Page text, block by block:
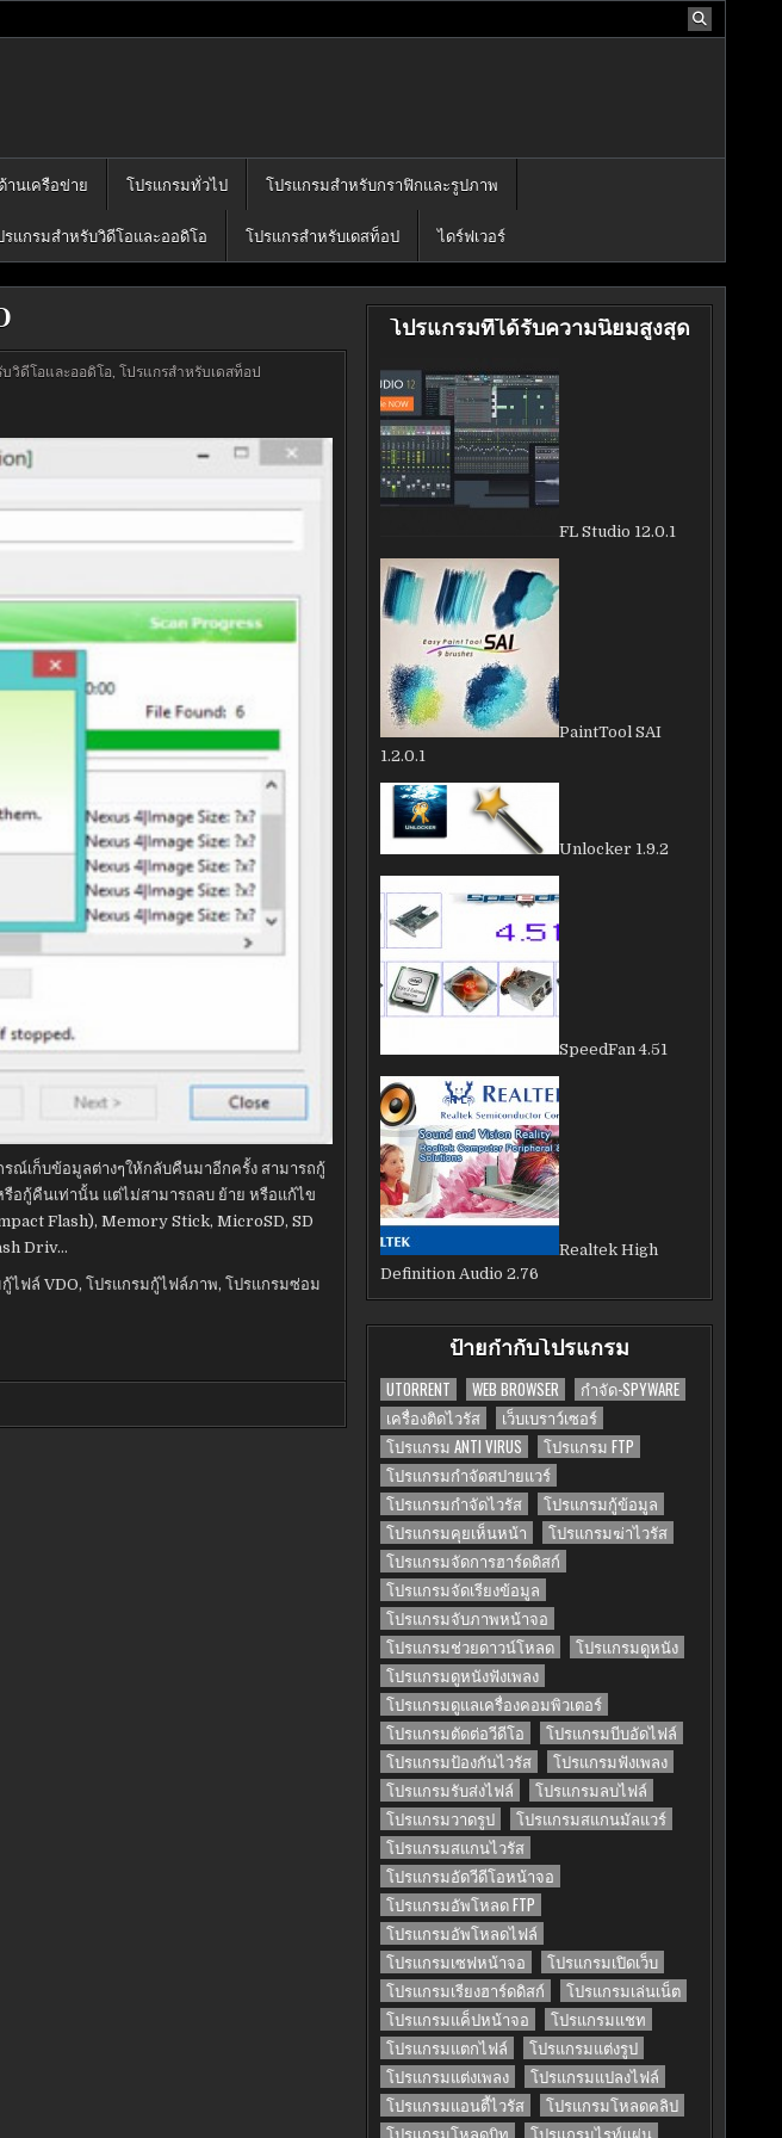
านเครือข่าย โปรแกรมทั่วไป โปรแกรมสำหรับกราฟิกและรูปภาพ
รแกรมสำหรับวิดีโอและออดิโอ โปรแกรสำหรับเดสท็อป ไดร์ฟเวอร์
วิดีโอและออดิโอ โปรแกรสำหรับเดสท็อป
ณ์เก็บข้อมูลต่างๆให้กลับคืนมาอีกครั้ง สามารถกู้
อกู้คืนเท่านั้น แต่ไม่สามารถลบ ย้าย หรือแก้ไข
Flash), Memory Stick, MicroSD, SD
Driv…
ไฟล์ VDO, โปรแกรมกู้ไฟล์ภาพ, โปรแกรมซ่อม
โปรแกรมที่ได้รับความนิยมสูงสุด
FL Studio 12.0.1
PaintTool SAI
1.2.0.1
Unlocker 1.9.2
SpeedFan 4.51
Realtek High
Definition Audio 2.76
ป้ายกำกับโปรแกรม
UTORRENT WEB BROWSER
กำจัด-SPYWARE
เครื่องติดไวรัส
เว็บเบราว์เซอร์
โปรแกรม ANTI VIRUS
โปรแกรม FTP
โปรแกรมกำจัดสปายแวร์
โปรแกรมกำจัดไวรัส
โปรแกรมกู้ข้อมูล
โปรแกรมคุยเห็นหน้า
โปรแกรมฆ่าไวรัส
โปรแกรมจัดการฮาร์ดดิสก์
โปรแกรมจัดเรียงข้อมูล
โปรแกรมจับภาพหน้าจอ
โปรแกรมช่วยดาวน์โหลด
โปรแกรมดูหนัง
โปรแกรมดูหนังฟังเพลง
โปรแกรมดูแลเครื่องคอมพิวเตอร์
โปรแกรมตัดต่อวีดีโอ
โปรแกรมบีบอัดไฟล์
โปรแกรมป้องกันไวรัส
โปรแกรมฟังเพลง
โปรแกรมรับส่งไฟล์
โปรแกรมลบไฟล์
โปรแกรมวาดรูป
โปรแกรมสแกนมัลแวร์
โปรแกรมสแกนไวรัส
โปรแกรมอัดวีดีโอหน้าจอ
โปรแกรมอัพโหลด FTP
โปรแกรมอัพโหลดไฟล์
โปรแกรมเซฟหน้าจอ
โปรแกรมเปิดเว็บ
โปรแกรมเรียงฮาร์ดดิสก์
โปรแกรมเล่นเน็ต
โปรแกรมแค็ปหน้าจอ
โปรแกรมแชท
โปรแกรมแตกไฟล์
โปรแกรมแต่งรูป
โปรแกรมแต่งเพลง
โปรแกรมแปลงไฟล์
โปรแกรมแอนตี้ไวรัส
โปรแกรมโหลดคลิป
โปรแกรมโหลดบิท
โปรแกรมไรท์แผ่น